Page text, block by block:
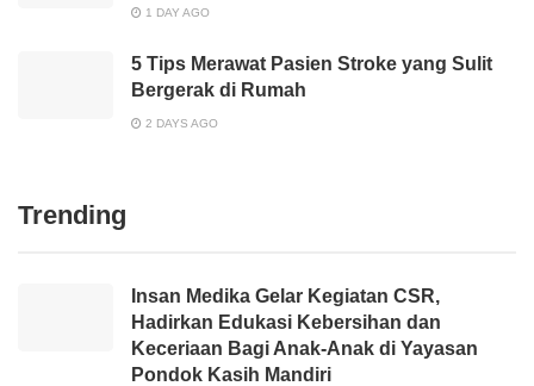
1 DAY AGO
5 Tips Merawat Pasien Stroke yang Sulit
Bergerak di Rumah
2 DAYS AGO
Trending
Insan Medika Gelar Kegiatan CSR,
Hadirkan Edukasi Kebersihan dan
Keceriaan Bagi Anak-Anak di Yayasan
Pondok Kasih Mandiri